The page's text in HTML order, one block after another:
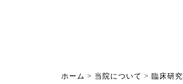
ホーム > 当院について > 臨床研究